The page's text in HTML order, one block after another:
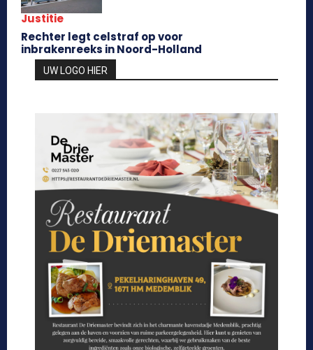
Justitie
Rechter legt celstraf op voor
inbrakenreeks in Noord-Holland
UW LOGO HIER